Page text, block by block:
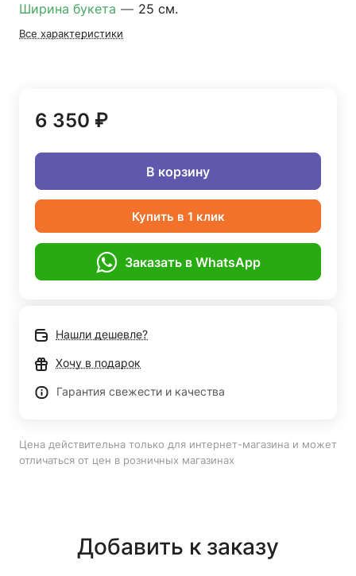
Ширина букета — 25 см.
Все характеристики
6 350 ₽
В корзину
Купить в 1 клик
Заказать в WhatsApp
Нашли дешевле?
Хочу в подарок
Гарантия свежести и качества
Цена действительна только для интернет-магазина и может
отличаться от цен в розничных магазинах
Добавить к заказу